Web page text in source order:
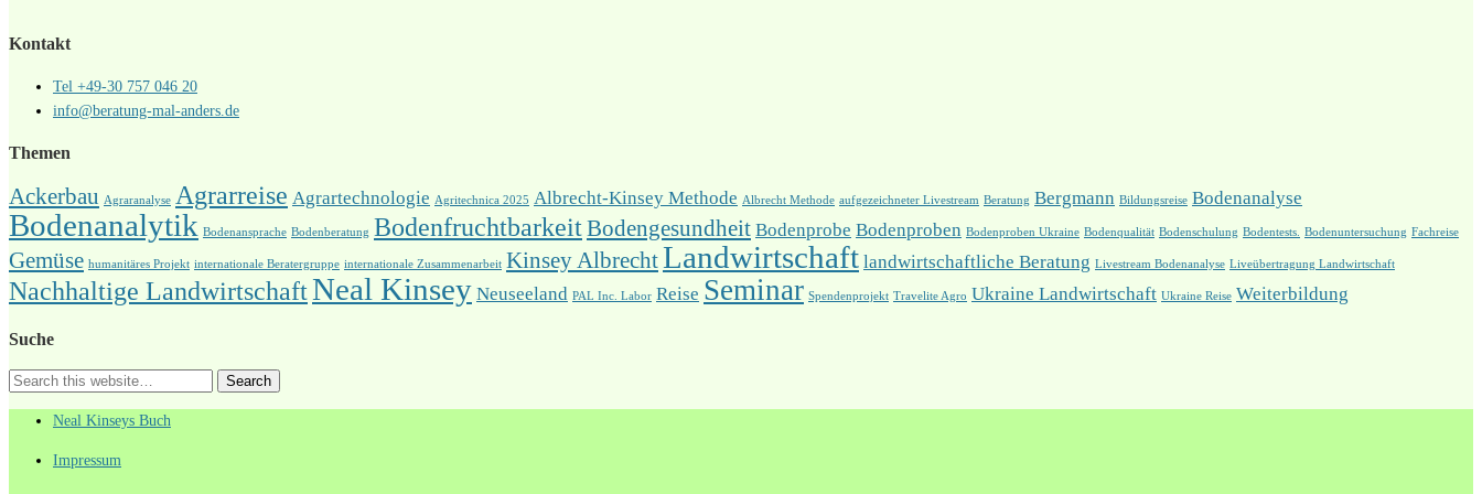
Kontakt
Tel +49-30 757 046 20
info@beratung-mal-anders.de
Themen
Ackerbau Agraranalyse Agrarreise Agrartechnologie Agritechnica 2025 Albrecht-Kinsey Methode Albrecht Methode aufgezeichneter Livestream Beratung Bergmann Bildungsreise Bodenanalyse
Bodenanalytik Bodenansprache Bodenberatung BodenfruchtbarkeitBodengesundheit Bodenprobe Bodenproben Bodenproben Ukraine Bodenqualität Bodenschulung Bodentests. Bodenuntersuchung Fachreise
Gemüse humanitäres Projekt internationale Beratergruppe internationale Zusammenarbeit Kinsey AlbrechtLandwirtschaft landwirtschaftliche Beratung Livestream Bodenanalyse Liveübertragung Landwirtschaft
Nachhaltige LandwirtschaftNeal Kinsey Neuseeland PAL Inc. Labor Reise Seminar Spendenprojekt Travelite Agro Ukraine Landwirtschaft Ukraine Reise Weiterbildung
Suche
Neal Kinseys Buch
Impressum